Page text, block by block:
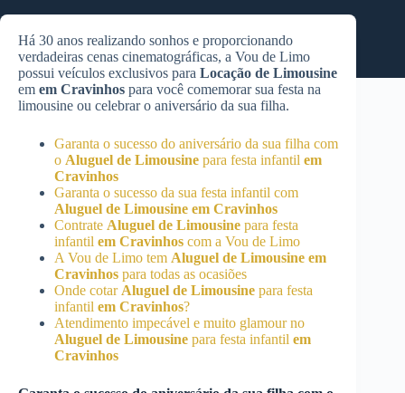
Há 30 anos realizando sonhos e proporcionando
verdadeiras cenas cinematográficas, a Vou de Limo
possui veículos exclusivos para Locação de Limousine
em em Cravinhos para você comemorar sua festa na
limousine ou celebrar o aniversário da sua filha.
Garanta o sucesso do aniversário da sua filha com
o Aluguel de Limousine para festa infantil em
Cravinhos
Garanta o sucesso da sua festa infantil com
Aluguel de Limousine em Cravinhos
Contrate Aluguel de Limousine para festa
infantil em Cravinhos com a Vou de Limo
A Vou de Limo tem Aluguel de Limousine em
Cravinhos para todas as ocasiões
Onde cotar Aluguel de Limousine para festa
infantil em Cravinhos?
Atendimento impecável e muito glamour no
Aluguel de Limousine para festa infantil em
Cravinhos